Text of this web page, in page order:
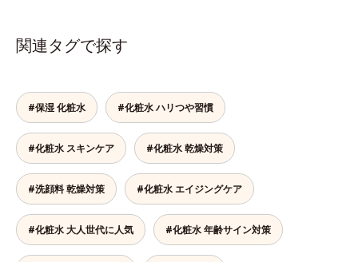
関連タグで探す
#保湿 化粧水 #化粧水 ハリつや習慣
#化粧水 スキンケア #化粧水 乾燥対策
#洗顔料 乾燥対策 #化粧水 エイジングケア
#化粧水 大人世代に人気 #化粧水 年齢サイン対策